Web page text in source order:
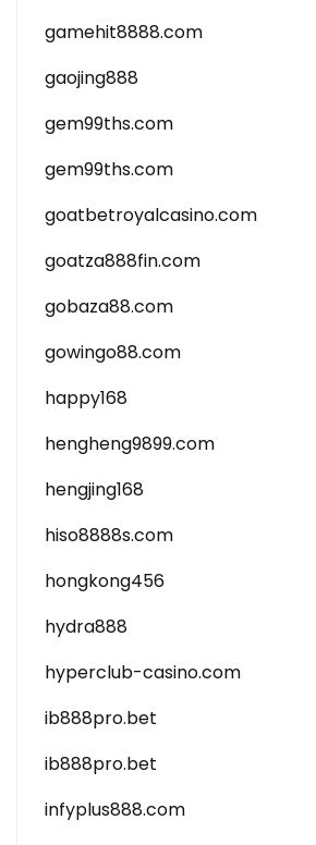
gamehit8888.com
gaojing888
gem99ths.com
gem99ths.com
goatbetroyalcasino.com
goatza888fin.com
gobaza88.com
gowingo88.com
happy168
hengheng9899.com
hengjing168
hiso8888s.com
hongkong456
hydra888
hyperclub-casino.com
ib888pro.bet
ib888pro.bet
infyplus888.com